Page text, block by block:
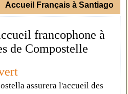
Accueil Français à Santiago
francophone à
de Compostelle
assurera l'accueil des